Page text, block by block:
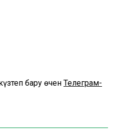
бару өчен Телеграм-